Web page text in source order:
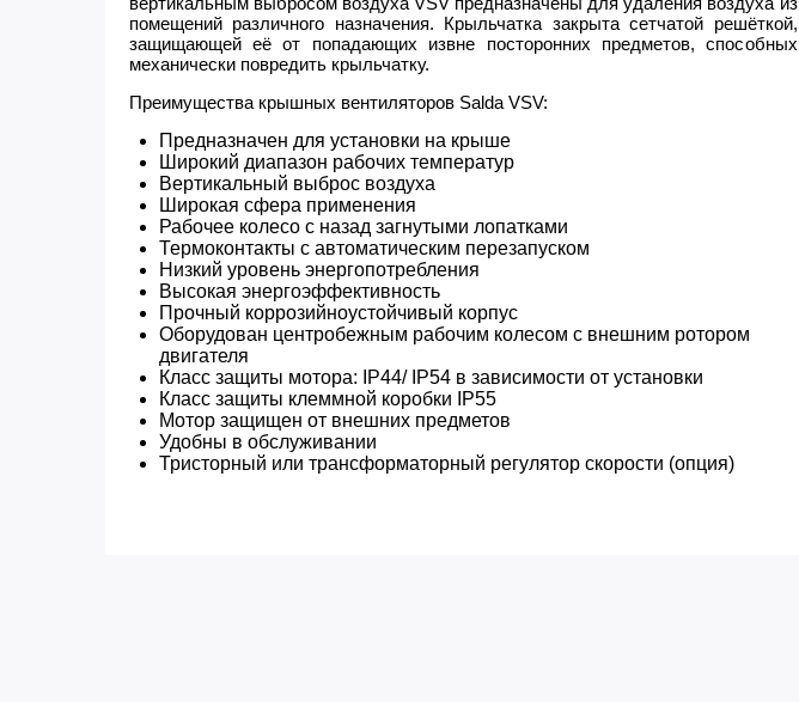
помещений различного назначения. Крыльчатка закрыта сетчатой решёткой,
защищающей её от попадающих извне посторонних предметов, способных
механически повредить крыльчатку.
Преимущества крышных вентиляторов Salda VSV:
Предназначен для установки на крыше
Широкий диапазон рабочих температур
Вертикальный выброс воздуха
Широкая сфера применения
Рабочее колесо с назад загнутыми лопатками
Термоконтакты с автоматическим перезапуском
Низкий уровень энергопотребления
Высокая энергоэффективность
Прочный коррозийноустойчивый корпус
Оборудован центробежным рабочим колесом с внешним ротором
двигателя
Класс защиты мотора: IP44/ IP54 в зависимости от установки
Класс защиты клеммной коробки IP55
Мотор защищен от внешних предметов
Удобны в обслуживании
Тристорный или трансформаторный регулятор скорости (опция)